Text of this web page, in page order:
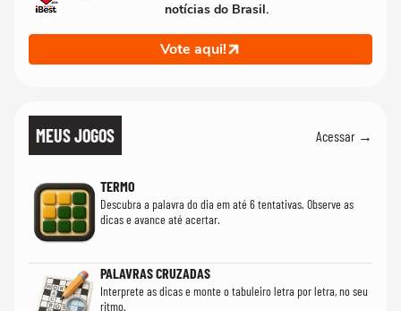
notícias do Brasil.
Vote aqui!
MEUS JOGOS Acessar →
TERMO
Descubra a palavra do dia em até 6 tentativas. Observe as
dicas e avance até acertar.
PALAVRAS CRUZADAS
Interprete as dicas e monte o tabuleiro letra por letra, no seu
ritmo.